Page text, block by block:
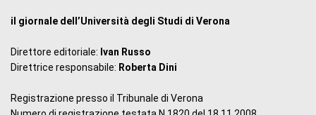
il giornale dell’Università degli Studi di Verona
Direttore editoriale: Ivan Russo
Direttrice responsabile: Roberta Dini
Registrazione presso il Tribunale di Verona